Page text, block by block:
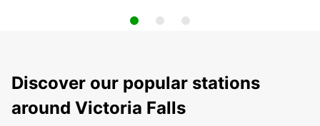
Discover our popular stations
around Victoria Falls